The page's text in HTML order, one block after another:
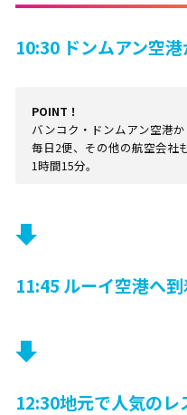
10:30 ドンムアン空
POINT！
バンコク・ドンムアン空港
毎日2便、その他の航空会社
1時間15分。
11:45 ルーイ空港へ
12:30地元で人気のレ